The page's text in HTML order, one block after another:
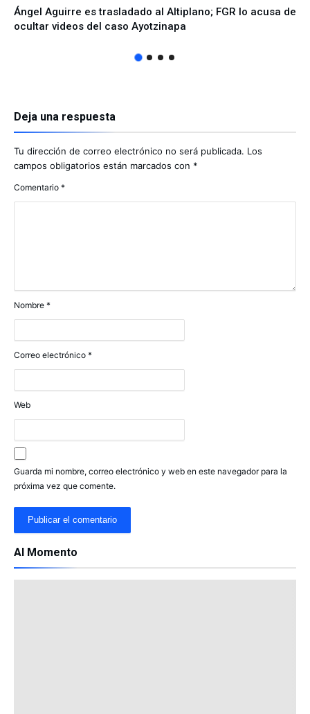
Ángel Aguirre es trasladado al Altiplano; FGR lo acusa de
ocultar videos del caso Ayotzinapa
Deja una respuesta
Tu dirección de correo electrónico no será publicada. Los
campos obligatorios están marcados con *
Comentario *
Nombre *
Correo electrónico *
Web
Guarda mi nombre, correo electrónico y web en este navegador para la
próxima vez que comente.
Al Momento